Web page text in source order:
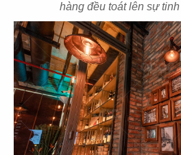
hàng đều toát lên sự
103
TRUNG HOA
Concept Spa